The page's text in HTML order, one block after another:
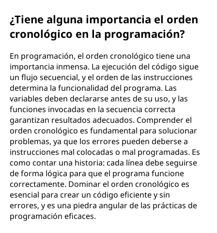
¿Tiene alguna importancia el orden
cronológico en la programación?
En programación, el orden cronológico tiene una
importancia inmensa. La ejecución del código sigue
un flujo secuencial, y el orden de las instrucciones
determina la funcionalidad del programa. Las
variables deben declararse antes de su uso, y las
funciones invocadas en la secuencia correcta
garantizan resultados adecuados. Comprender el
orden cronológico es fundamental para solucionar
problemas, ya que los errores pueden deberse a
instrucciones mal colocadas o mal programadas. Es
como contar una historia: cada línea debe seguirse
de forma lógica para que el programa funcione
correctamente. Dominar el orden cronológico es
esencial para crear un código eficiente y sin
errores, y es una piedra angular de las prácticas de
programación eficaces.